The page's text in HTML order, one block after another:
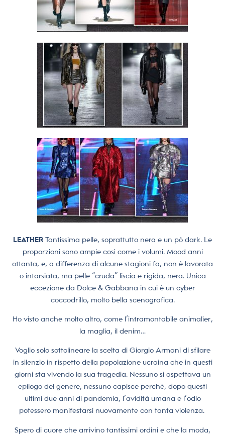
LEATHER Tantissima pelle, soprattutto nera e un pò dark. Le
proporzioni sono ampie così come i volumi. Mood anni
ottanta, e, a differenza di alcune stagioni fa, non è lavorata
o intarsiata, ma pelle “cruda” liscia e rigida, nera. Unica
eccezione da Dolce & Gabbana in cui è un cyber
coccodrillo, molto bella scenografica.
Ho visto anche molto altro, come l’intramontabile animalier,
la maglia, il denim…
Voglio solo sottolineare la scelta di Giorgio Armani di sfilare
in silenzio in rispetto della popolazione ucraina che in questi
giorni sta vivendo la sua tragedia. Nessuno si aspettava un
epilogo del genere, nessuno capisce perché, dopo questi
ultimi due anni di pandemia, l’avidità umana e l’odio
potessero manifestarsi nuovamente con tanta violenza.
Spero di cuore che arrivino tantissimi ordini e che la moda,